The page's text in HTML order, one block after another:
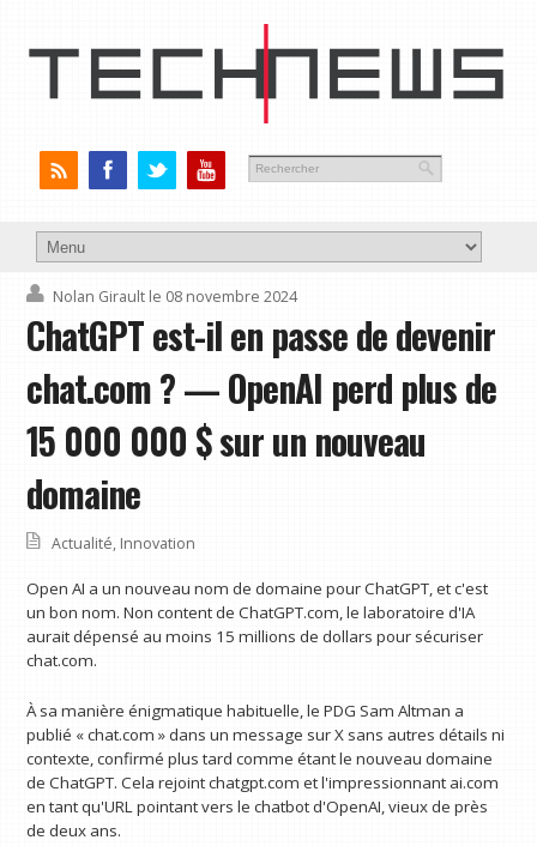
Nolan Girault le 08 novembre 2024
ChatGPT est-il en passe de devenir
chat.com ? — OpenAI perd plus de
15 000 000 $ sur un nouveau
domaine
Actualité, Innovation
Open AI a un nouveau nom de domaine pour ChatGPT, et c'est
un bon nom. Non content de ChatGPT.com, le laboratoire d'IA
aurait dépensé au moins 15 millions de dollars pour sécuriser
chat.com.
À sa manière énigmatique habituelle, le PDG Sam Altman a
publié « chat.com » dans un message sur X sans autres détails ni
contexte, confirmé plus tard comme étant le nouveau domaine
de ChatGPT. Cela rejoint chatgpt.com et l'impressionnant ai.com
en tant qu'URL pointant vers le chatbot d'OpenAI, vieux de près
de deux ans.